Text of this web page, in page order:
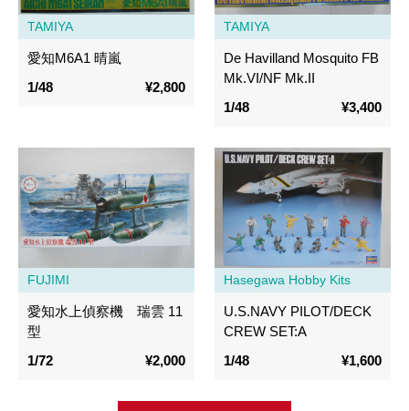
TAMIYA
愛知M6A1 晴嵐
1/48
¥2,800
TAMIYA
De Havilland Mosquito FB
Mk.VI/NF Mk.II
1/48
¥3,400
FUJIMI
愛知水上偵察機 瑞雲 11
型
1/72
¥2,000
Hasegawa Hobby Kits
U.S.NAVY PILOT/DECK
CREW SET:A
1/48
¥1,600